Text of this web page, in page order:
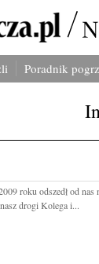
Poradnik
roku odszedł od nas
drogi Kolega i...